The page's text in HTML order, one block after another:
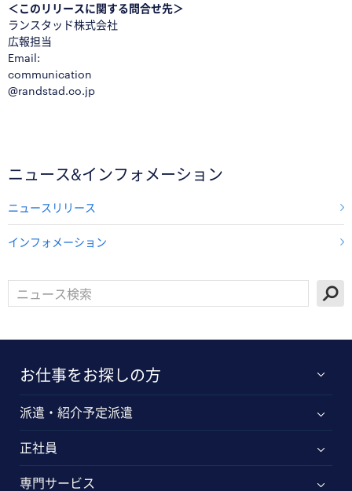
＜このリリースに関する問合せ先＞
ランスタッド株式会社
広報担当
Email:
communication
@randstad.co.jp
ニュース&インフォメーション
ニュースリリース
インフォメーション
お仕事をお探しの方
派遣・紹介予定派遣
正社員
専門サービス